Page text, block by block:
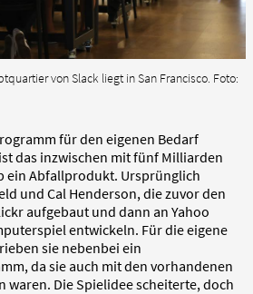
von Slack liegt in San Francisco. Foto:
für den eigenen Bedarf
das inzwischen mit fünf Milliarden
ein Abfallprodukt. Ursprünglich
und Cal Henderson, die zuvor den
aufgebaut und dann an Yahoo
entwickeln. Für die eigene
sie nebenbei ein
da sie auch mit den vorhandenen
Die Spielidee scheiterte, doch